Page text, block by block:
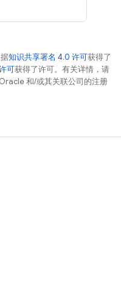
知识共享署名 4.0 许可获得了
可获得了许可。有关详情，请
和/或其关联公司的注册